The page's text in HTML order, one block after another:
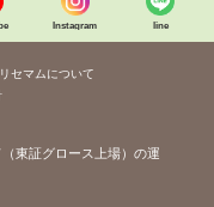
Instagram line
リセマムについて
東証グロース上場）の運